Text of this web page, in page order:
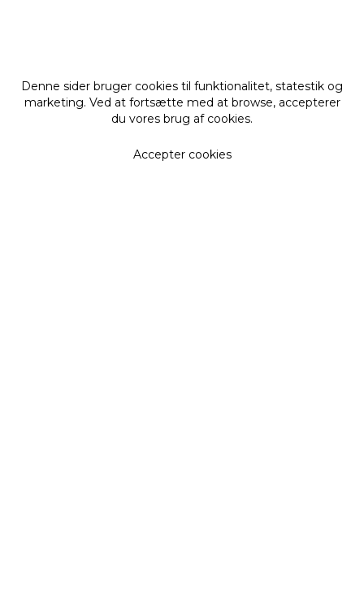
Denne sider bruger cookies til funktionalitet, statestik og
marketing. Ved at fortsætte med at browse, accepterer
du vores brug af cookies.
Accepter cookies